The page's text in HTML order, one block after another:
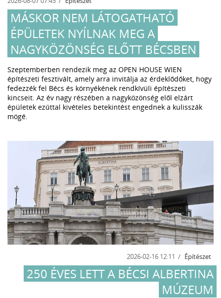
MÁSKOR NEM LÁTOGATHATÓ
ÉPÜLETEK NYÍLNAK MEG A
NAGYKÖZÖNSÉG ELŐTT BÉCSBEN
Szeptemberben rendezik meg az OPEN HOUSE WIEN
építészeti fesztivált, amely arra invitálja az érdeklődőket, hogy
fedezzék fel Bécs és környékének rendkívüli építészeti
kincseit. Az év nagy részében a nagyközönség elől elzárt
épületek ezúttal kivételes betekintést engednek a kulisszák
mögé.
2026-02-16 12:11 Építészet
250 ÉVES LETT A BÉCSI ALBERTINA
MÚZEUM